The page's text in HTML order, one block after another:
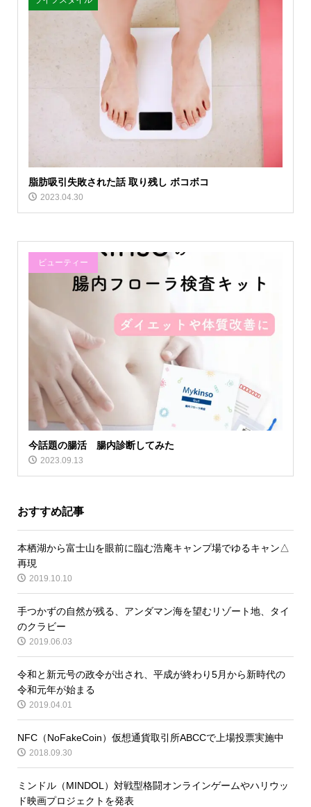
脂肪吸引失敗された話 取り残し ボコボコ
2023.04.30
ビューティー
今話題の腸活 腸内診断してみた
2023.09.13
おすすめ記事
本栖湖から富士山を眼前に臨む浩庵キャンプ場でゆるキャン△
再現
2019.10.10
手つかずの自然が残る、アンダマン海を望むリゾート地、タイ
のクラビー
2019.06.03
令和と新元号の政令が出され、平成が終わり5月から新時代の
令和元年が始まる
2019.04.01
NFC（NoFakeCoin）仮想通貨取引所ABCCで上場投票実施中
2018.09.30
ミンドル（MINDOL）対戦型格闘オンラインゲームやハリウッ
ド映画プロジェクトを発表